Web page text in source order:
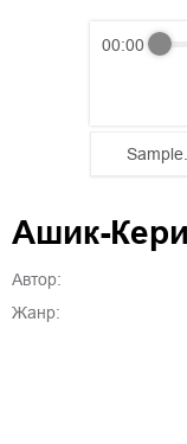
00:00
02.mp3
Ашик-
Автор:
Жанр: